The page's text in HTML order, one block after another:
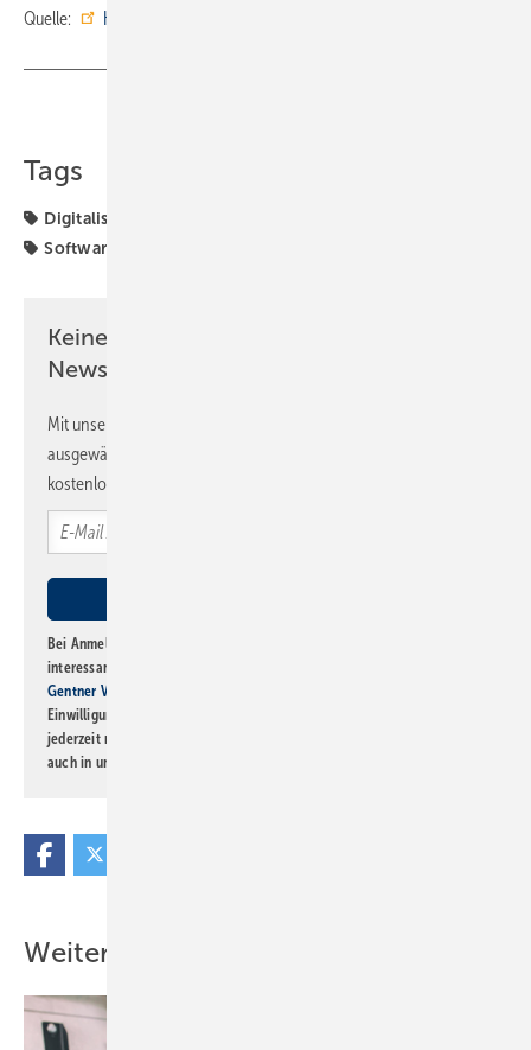
Quelle:
Hottgenroth
Tags
Digitalisierung
Software
Keine Zeit? Kein Problem mit dem SBZ
Newsletter!
Mit unserem Newsletter erhalten Sie regelmäßig von uns
ausgewählte Informationen und Neuigkeiten, gebündelt und
kostenlos direkt ins Postfach.
Bei Anmeldung zu diesem Newsletter bin ich damit einverstanden, über
interessante Verlags- und Online-Angebote
Gentner Verlag GmbH & Co. KG
Einwilligung kann ich jederzeit widerrufen und eine Abmeldung ist
jederzeit möglich. Informationen zum Umgang mit Daten finden Sie
auch in unserer
Weitere Inhalte